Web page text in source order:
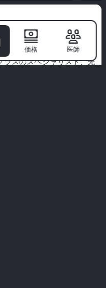
？
クではありません—自信あ
ラスのスペシャリスト、先
価格 医師